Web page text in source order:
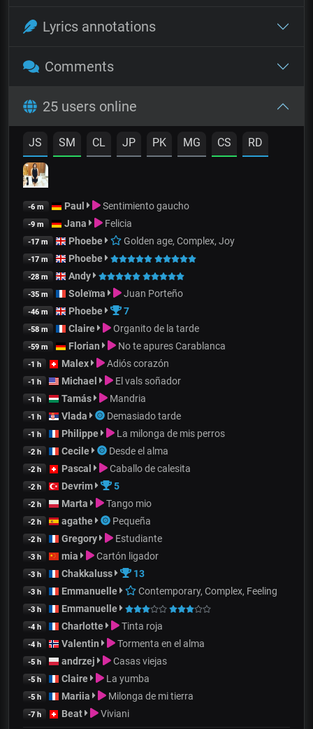
Lyrics annotations
Comments
25 users online
JS SM CL JP PK MG CS RD
-6 m Paul Sentimiento gaucho
-9 m Jana Felicia
-17 m Phoebe Golden age, Complex, Joy
-17 m Phoebe
-28 m Andy
-35 m Soleïma Juan Porteño
-46 m Phoebe 7
-58 m Claire Organito de la tarde
-59 m Florian No te apures Carablanca
-1 h Malex Adiós corazón
-1 h Michael El vals soñador
-1 h Tamás Mandria
-1 h Vlada Demasiado tarde
-1 h Philippe La milonga de mis perros
-2 h Cecile Desde el alma
-2 h Pascal Caballo de calesita
-2 h Devrim 5
-2 h Marta Tango mio
-2 h agathe Pequeña
-2 h Gregory Estudiante
-3 h mia Cartón ligador
-3 h Chakkaluss 13
-3 h Emmanuelle Contemporary, Complex, Feeling
-3 h Emmanuelle
-4 h Charlotte Tinta roja
-4 h Valentin Tormenta en el alma
-5 h andrzej Casas viejas
-5 h Claire La yumba
-5 h Mariia Milonga de mi tierra
-7 h Beat Viviani